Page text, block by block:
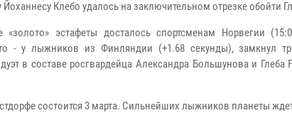
Клебо удалось на заключительном отрезке обойти
«золото» эстафеты досталось спортсменам Норвегии
- у лыжников из Финляндии (+1.68 секунды), замкнул
в составе росгвардейца Александра Большунова и Глеба
состоится 3 марта. Сильнейших лыжников планеты